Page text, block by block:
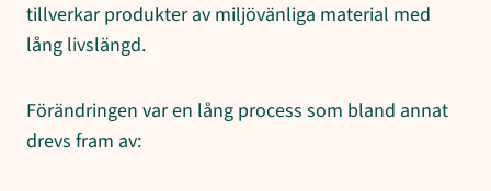
tillverkar produkter av miljövänliga material med
lång livslängd.
Förändringen var en lång process som bland annat
drevs fram av: